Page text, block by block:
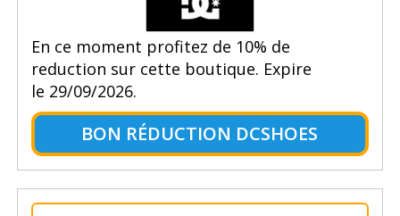
En ce moment profitez de 10% de
reduction sur cette boutique. Expire
le 29/09/2026.
BON RÉDUCTION DCSHOES